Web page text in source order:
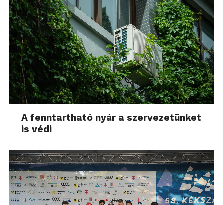
A fenntartható nyár a szervezetünket
is védi